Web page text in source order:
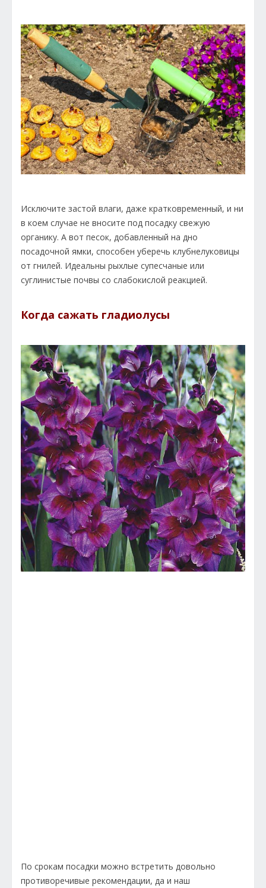
Исключите застой влаги, даже кратковременный, и ни
в коем случае не вносите под посадку свежую
органику. А вот песок, добавленный на дно
посадочной ямки, способен уберечь клубнелуковицы
от гнилей. Идеальны рыхлые супесчаные или
суглинистые почвы со слабокислой реакцией.
Когда сажать гладиолусы
По срокам посадки можно встретить довольно
противоречивые рекомендации, да и наш